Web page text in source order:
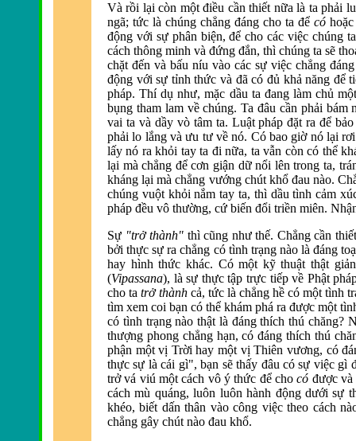
Và rồi lại còn mộtđiều cần thiết nữa là ta phải
ngã; tức là chúng chẳng đáng cho ta để có
động với sự phân biện, để cho các việc chúng
cách thông minh vàđứng đắn, thì chúng ta sẽ
chặt đến và bấu níu vào các sự việc chẳng
động với sự tỉnh thức và đã có đủ khả năng để
pháp. Thí dụ như, mặc dầu ta đang làm chủ
bụng tham lam về chúng. Tađâu cần phải bám
vai ta và dầy vò tâm ta. Luật phápđặt ra để
phải lo lắng và ưu tư về nó. Có bao giờ nó lại
lấy nó ra khỏi tay ta đi nữa, ta vẫn còn có thể
lại mà chẳng để cơn giận dữ nổi lên trong ta,
kháng lại mà chẳng vướng chút khổ đau nào.
chúng vuột khỏi nắm tay ta, thì dầu tình cảm
pháp đều vô thường, cứ biến đổi triền miên.
Sự "trở thành" thì cũng như thế. Chẳng cần
bởi thực sự ra chẳng có tình trạng nào làđáng
hay hình thức khác. Có một kỹ thuật thật
(Vipassana), là sự thực tập trực tiếp về Phật
cho tatrở thànhcả, tức là chẳng hề có một tình
tìm xem coi bạn có thể khám phá ra được một t
có tình trạng nào thật là đáng thích thú chăng?
thượng phong chẳng hạn, có đáng thích thú
phận một vị Trời hay một vị Thiên vương, có
thực sự là cái gì", bạn sẽ thấy đâu có sự việc gì
trở vá viú một cách vô ý thức để chocó được và
cách mù quáng, luôn luôn hành động dưới sự
khéo, biết dấn thân vào công việc theo cách
chẳng gây chút nào đau khổ.